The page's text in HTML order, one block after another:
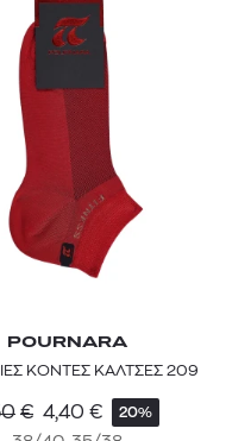
POURNARA
ΚΟΝΤΕΣ ΚΑΛΤΣΕΣ 209
€ 4,40 € 20%